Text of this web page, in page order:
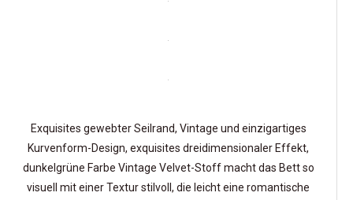
Exquisites gewebter Seilrand, Vintage und einzigartiges
Kurvenform-Design, exquisites dreidimensionaler Effekt,
dunkelgrüne Farbe Vintage Velvet-Stoff macht das Bett so
visuell mit einer Textur stilvoll, die leicht eine romantische